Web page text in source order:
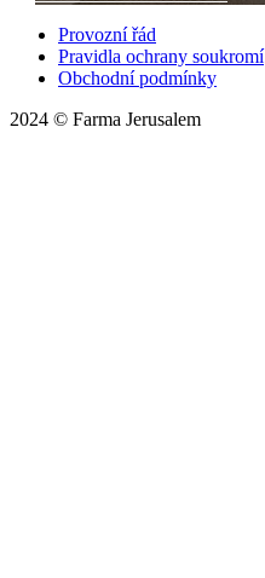
Provozní řád
Pravidla ochrany soukromí
Obchodní podmínky
2024 © Farma Jerusalem